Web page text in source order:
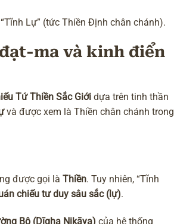
Lự” (tức Thiền Định chân chánh).
ma và kinh điển
Tứ Thiền Sắc Giới dựa trên tinh thần
và được xem là Thiền chân chánh trong
được gọi là Thiền. Tuy nhiên, “Tĩnh
chiếu tư duy sâu sắc (lự).
Bộ (Dīgha Nikāya) của hệ thống